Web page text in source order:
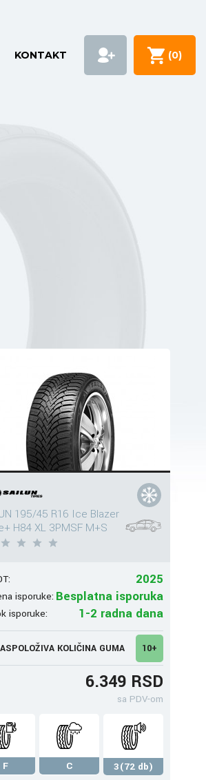
KONTAKT (0)
195/45 R16 Ice Blazer
H84 XL 3PMSF M+S
2025
isporuke: Besplatna isporuka
isporuke: 1-2 radna dana
KOLIČINA GUMA 10+
6.349 RSD
sa PDV-om
F C
3(72 db)